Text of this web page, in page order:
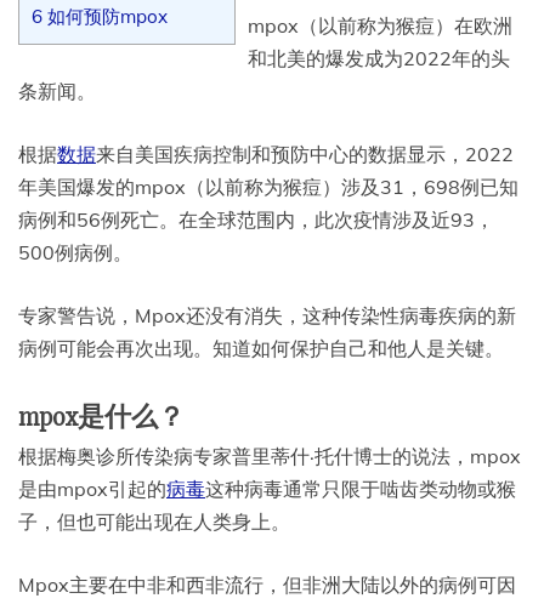
6 如何预防mpox
mpox（以前称为猴痘）在欧洲
和北美的爆发成为2022年的头
条新闻。
根据数据来自美国疾病控制和预防中心的数据显示，2022
年美国爆发的mpox（以前称为猴痘）涉及31，698例已知
病例和56例死亡。在全球范围内，此次疫情涉及近93，
500例病例。
专家警告说，Mpox还没有消失，这种传染性病毒疾病的新
病例可能会再次出现。知道如何保护自己和他人是关键。
mpox是什么？
根据梅奥诊所传染病专家普里蒂什·托什博士的说法，mpox
是由mpox引起的病毒这种病毒通常只限于啮齿类动物或猴
子，但也可能出现在人类身上。
Mpox主要在中非和西非流行，但非洲大陆以外的病例可因